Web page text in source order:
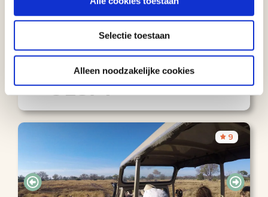
Selectie toestaan
Alleen noodzakelijke cookies
(17 dagen)
Johannesburg
17 dagen
Johannesburg
Aantal km: ± 2100
€ 2874 Bekijkreis
9